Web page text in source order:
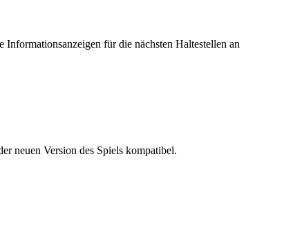
für die nächsten Haltestellen an
neuen Version des Spiels kompatibel.